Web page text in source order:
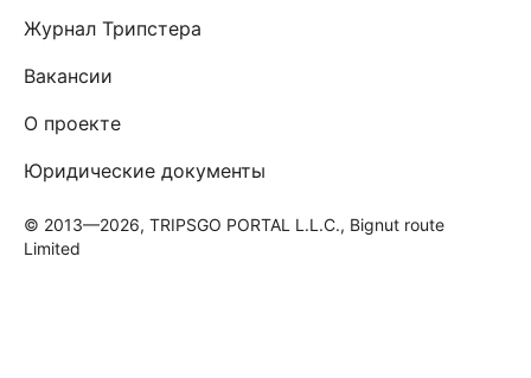
Журнал Трипстера
Вакансии
О проекте
Юридические документы
© 2013—2026, TRIPSGO PORTAL L.L.C., Bignut route
Limited